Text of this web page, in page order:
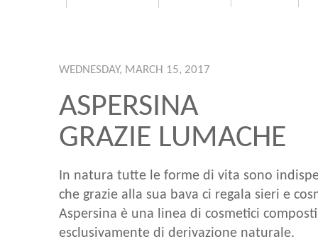
WEDNESDAY, MARCH 15, 2017
ASPERSINA
GRAZIE LUMACHE
In natura tutte le forme di vita sono
che grazie alla sua bava ci regala sieri e
Aspersina è una linea di cosmetici
esclusivamente di derivazione naturale.